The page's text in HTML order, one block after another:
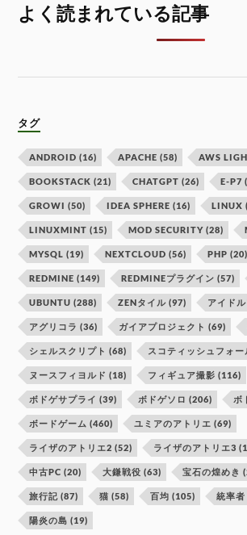
よく読まれている記事
タグ
ANDROID (16) APACHE (58) AWS
BOOKSTACK (21) CHATGPT (26) E-P7
GROWI (50) IDEA SPHERE (16) LINUX
LINUXMINT (15) MOD SECURITY (28)
MYSQL (19) NEXTCLOUD (56) PHP (20)
REDMINE (149) REDMINEプラグイン (57)
UBUNTU (288) ZENタイル (97) アイド
アグリコラ (36) ガイアプロジェクト (69)
シェルスクリプト (68) スコティッシュフォー
ヌースフィヨルド (18) フィギュア撮影 (116)
ボドゲサプライ (39) ボドゲソロ (206) ボ
ボードゲーム (460) ユミアのアトリエ (69)
ライザのアトリエ2 (52) ライザのアトリエ3
中古PC (20) 大鎌戦役 (63) 宝石の煌めき
旅行記 (87) 猫 (58) 百均 (105) 統率者
陽炎の島 (19)